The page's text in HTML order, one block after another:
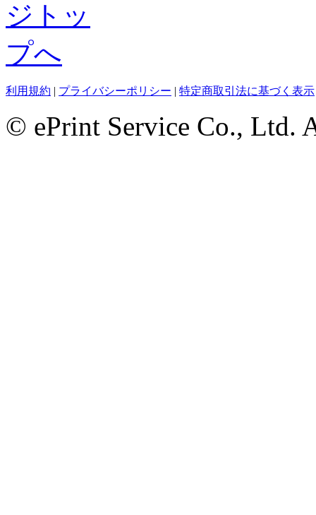
利用規約 | プライバシーポリシー | 特定商取引法に基づく表示
© ePrint Service Co., Ltd.